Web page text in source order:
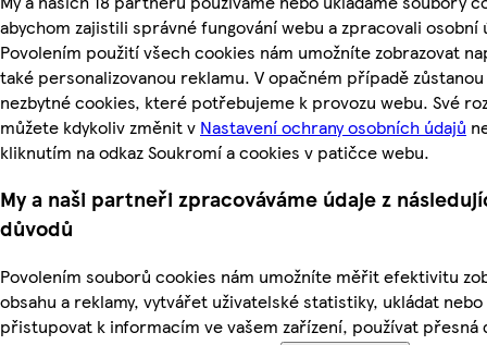
abychom zajistili správné fungování webu a zpracovali osobní
Povolením použití všech cookies nám umožníte zobrazovat
také personalizovanou reklamu. V opačném případě
nezbytné cookies, které potřebujeme k provozu webu. Své
můžete kdykoliv změnit v Nastavení ochrany osobních údajů
kliknutím na odkaz Soukromí a cookies v patičce webu.
My a naši partneři zpracováváme údaje z
důvodů
Povolením souborů cookies nám umožníte měřit efektivitu
obsahu a reklamy, vytvářet uživatelské statistiky, ukládat nebo
přistupovat k informacím ve vašem zařízení, používat přesná